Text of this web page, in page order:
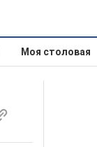
Моя столовая